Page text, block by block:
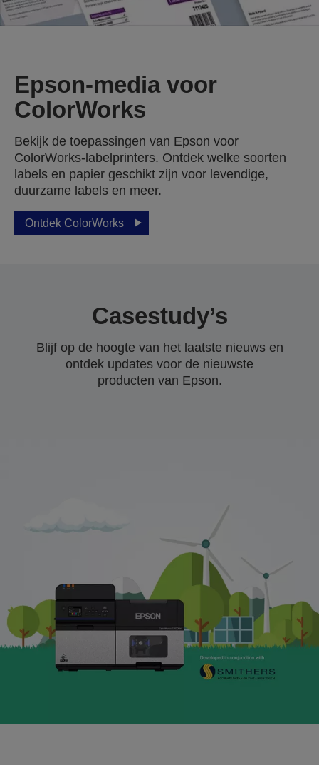
Epson-media voor
ColorWorks
Bekijk de toepassingen van Epson voor
ColorWorks-labelprinters. Ontdek welke soorten
labels en papier geschikt zijn voor levendige,
duurzame labels en meer.
Ontdek ColorWorks
Casestudy’s
Blijf op de hoogte van het laatste nieuws en
ontdek updates voor de nieuwste
producten van Epson.